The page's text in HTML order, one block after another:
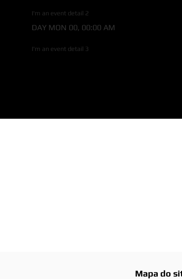
I'm an event detail 2
DAY MON 00, 00:00 AM
I'm an event detail 3
Mapa do